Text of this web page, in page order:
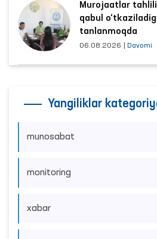
Murojaatlar
qabul
tanlanmoqda
06.08.2026 Davomi
Yangiliklar
munosabat
monitoring
xabar